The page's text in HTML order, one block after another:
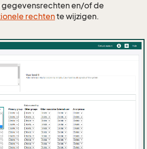
gegevensrechten en/of de
rechtente wijzigen.